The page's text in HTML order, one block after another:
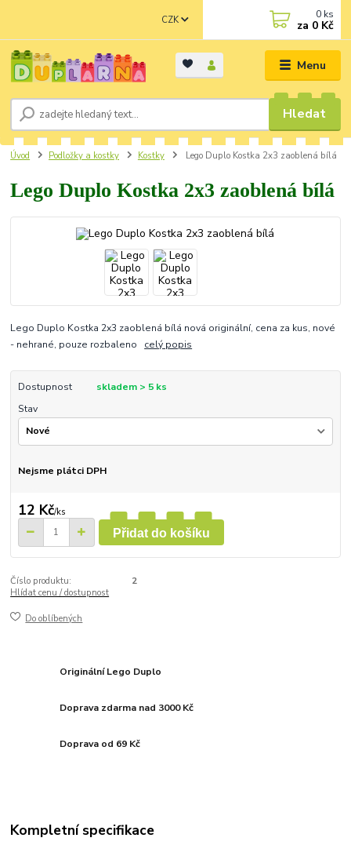
Menu
CZK
Hledat
0 ks
za 0 Kč
Úvod Podložky a kostky Kostky Lego Duplo Kostka 2x3 zaoblená bílá
Lego Duplo Kostka 2x3 zaoblená bílá
Lego Duplo Kostka 2x3 zaoblená bílá nová originální, cena za kus, nové
- nehrané, pouze rozbaleno celý popis
Dostupnost
skladem > 5 ks
Stav
Nejsme plátci DPH
12 Kč/ks
Přidat do košíku
Číslo produktu:
2
Hlídat cenu / dostupnost
Do oblíbených
Originální Lego Duplo
Doprava zdarma nad 3000 Kč
Doprava od 69 Kč
Kompletní specifikace